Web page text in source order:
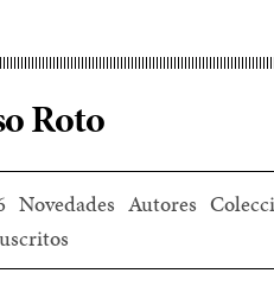
Roto
Novedades Autores